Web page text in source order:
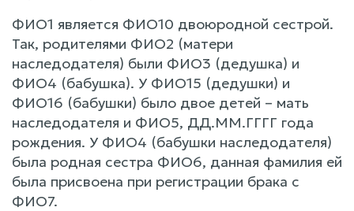
ФИО1 является ФИО10 двоюродной сестрой.
Так, родителями ФИО2 (матери
наследодателя) были ФИО3 (дедушка) и
ФИО4 (бабушка). У ФИО15 (дедушки) и
ФИО16 (бабушки) было двое детей – мать
наследодателя и ФИО5, ДД.ММ.ГГГГ года
рождения. У ФИО4 (бабушки наследодателя)
была родная сестра ФИО6, данная фамилия ей
была присвоена при регистрации брака с
ФИО7.